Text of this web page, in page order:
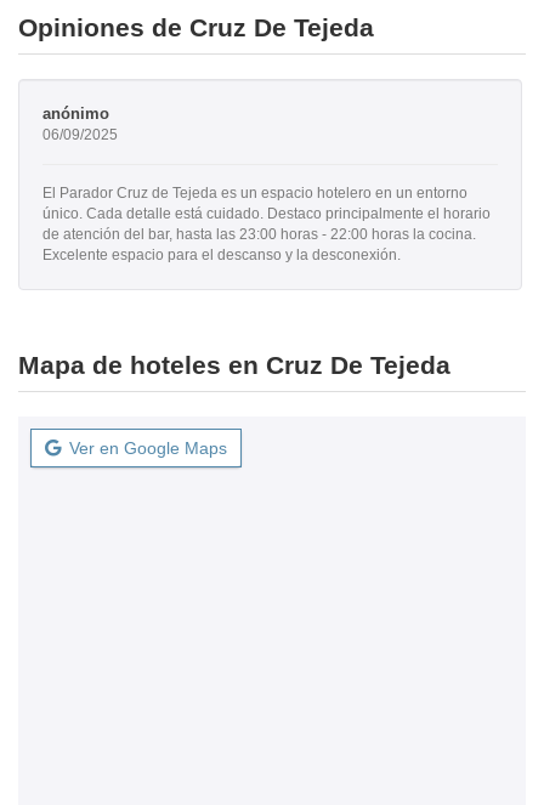
Opiniones de Cruz De Tejeda
anónimo
06/09/2025
El Parador Cruz de Tejeda es un espacio hotelero en un entorno
único. Cada detalle está cuidado. Destaco principalmente el horario
de atención del bar, hasta las 23:00 horas - 22:00 horas la cocina.
Excelente espacio para el descanso y la desconexión.
Mapa de hoteles en Cruz De Tejeda
Ver en Google Maps